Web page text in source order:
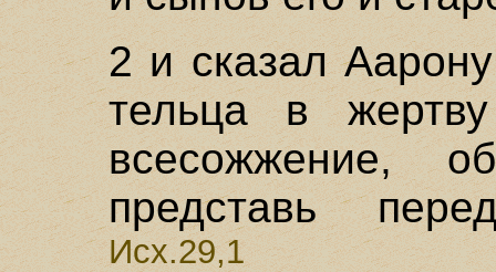
2 и сказал
тельца в
всесожжение,
представь
Исх.29,1